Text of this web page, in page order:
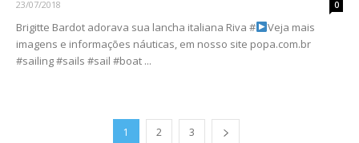
23/07/2018 0
Brigitte Bardot adorava sua lancha italiana Riva #
Veja mais
imagens e informações náuticas, em nosso site popa.com.br
#sailing #sails #sail #boat ...
1 2 3